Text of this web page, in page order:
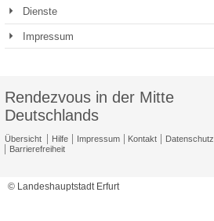
Dienste
Impressum
Rendezvous in der Mitte
Deutschlands
Übersicht Hilfe Impressum Kontakt Datenschutz
Barrierefreiheit
© Landeshauptstadt Erfurt